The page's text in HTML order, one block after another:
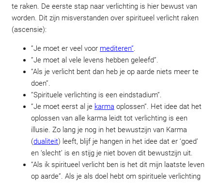
te raken. De eerste stap naar verlichting is hier bewust van
worden. Dit zijn misverstanden over spiritueel verlicht raken
(ascensie):
”Je moet er veel voor mediteren”.
”Je moet al vele levens hebben geleefd”.
”Als je verlicht bent dan heb je op aarde niets meer te
doen”.
”Spirituele verlichting is een eindstadium”.
”Je moet eerst al je karma oplossen”. Het idee dat het
oplossen van alle karma leidt tot verlichting is een
illusie. Zo lang je nog in het bewustzijn van Karma
(dualiteit) leeft, blijf je hangen in het idee dat er ‘goed’
en ‘slecht’ is en stijg je niet boven dit bewustzijn uit.
”Als ik spiritueel verlicht ben is het dit mijn laatste leven
op aarde”. Als je als doel hebt om spirituele verlichting